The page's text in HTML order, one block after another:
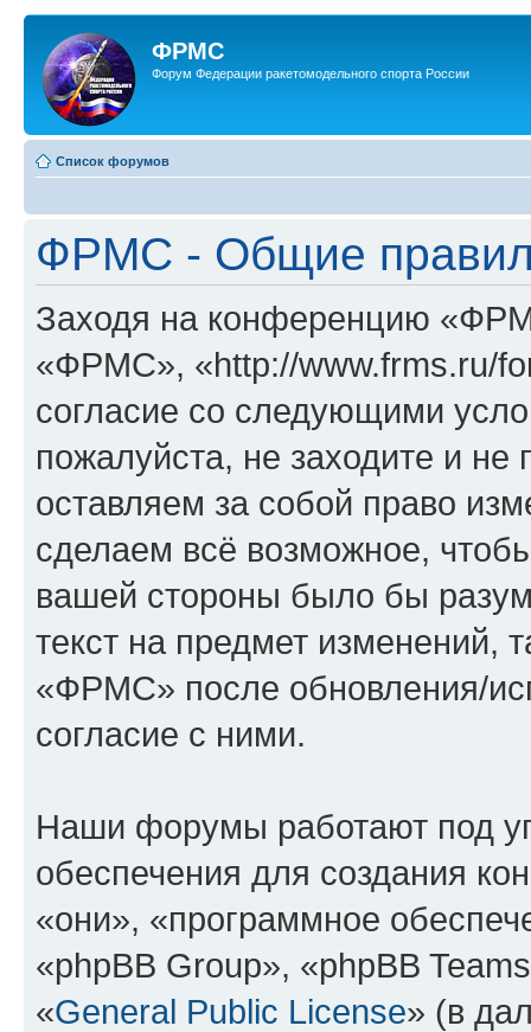
ФРМС
Форум Федерации ракетомодельного спорта России
Список форумов
ФРМС - Общие
Заходя на конференцию
«ФРМС», «http://www.frms.ru/
согласие со следующими
пожалуйста, не заходите и
оставляем за собой право
сделаем всё возможное,
вашей стороны было бы
текст на предмет изменений,
«ФРМС» после обновления/
согласие с ними.
Наши форумы работают под
обеспечения для создания
«они», «программное
«phpBB Group», «phpBB
«General Public License» (в